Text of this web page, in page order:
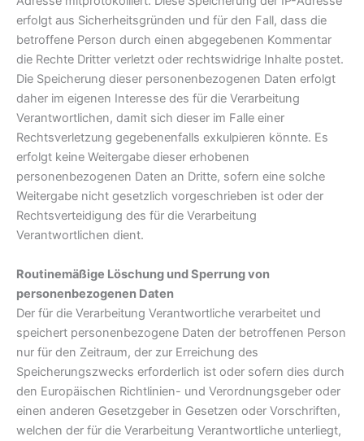
erfolgt aus Sicherheitsgründen und für den Fall, dass die
betroffene Person durch einen abgegebenen Kommentar
die Rechte Dritter verletzt oder rechtswidrige Inhalte postet.
Die Speicherung dieser personenbezogenen Daten erfolgt
daher im eigenen Interesse des für die Verarbeitung
Verantwortlichen, damit sich dieser im Falle einer
Rechtsverletzung gegebenenfalls exkulpieren könnte. Es
erfolgt keine Weitergabe dieser erhobenen
personenbezogenen Daten an Dritte, sofern eine solche
Weitergabe nicht gesetzlich vorgeschrieben ist oder der
Rechtsverteidigung des für die Verarbeitung
Verantwortlichen dient.
Routinemäßige Löschung und Sperrung von
personenbezogenen Daten
Der für die Verarbeitung Verantwortliche verarbeitet und
speichert personenbezogene Daten der betroffenen Person
nur für den Zeitraum, der zur Erreichung des
Speicherungszwecks erforderlich ist oder sofern dies durch
den Europäischen Richtlinien- und Verordnungsgeber oder
einen anderen Gesetzgeber in Gesetzen oder Vorschriften,
welchen der für die Verarbeitung Verantwortliche unterliegt,